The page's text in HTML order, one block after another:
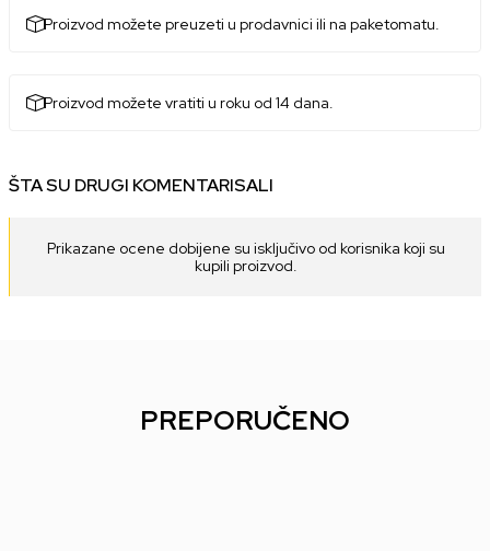
Proizvod možete preuzeti u prodavnici ili na paketomatu.
Proizvod možete vratiti u roku od 14 dana.
ŠTA SU DRUGI KOMENTARISALI
Prikazane ocene dobijene su isključivo od korisnika koji su
kupili proizvod.
PREPORUČENO